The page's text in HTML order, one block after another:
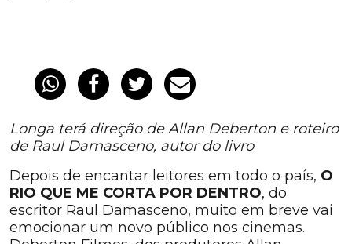
Longa terá direção de Allan Deberton e roteiro
de Raul Damasceno, autor do livro
Depois de encantar leitores em todo o país, O
RIO QUE ME CORTA POR DENTRO, do
escritor Raul Damasceno, muito em breve vai
emocionar um novo público nos cinemas.